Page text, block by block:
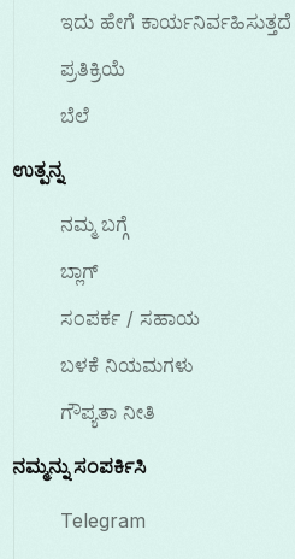
ಇದು ಹೇಗೆ ಕಾರ್ಯನಿರ್ವಹಿಸುತ್ತದೆ
ಪ್ರತಿಕ್ರಿಯೆ
ಬೆಲೆ
ಉತ್ಪನ್ನ
ನಮ್ಮ ಬಗ್ಗೆ
ಬ್ಲಾಗ್
ಸಂಪರ್ಕ / ಸಹಾಯ
ಬಳಕೆ ನಿಯಮಗಳು
ಗೌಪ್ಯತಾ ನೀತಿ
ನಮ್ಮನ್ನು ಸಂಪರ್ಕಿಸಿ
Telegram